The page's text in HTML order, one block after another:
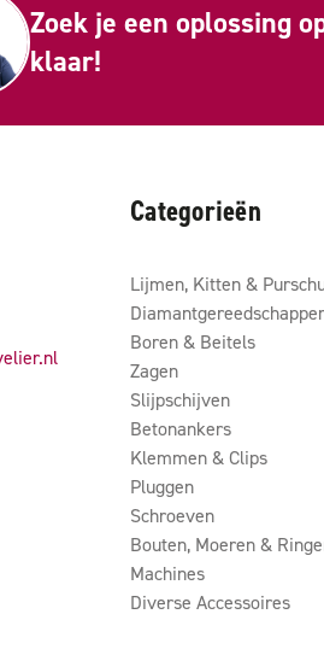
Zoek je een oplossing
klaar!
Categorieën
Lijmen, Kitten &
Boren & Beitels
Zagen
Slijpschijven
Betonankers
Klemmen & Clips
Pluggen
Schroeven
Bouten, Moeren &
Machines
Diverse Accessoires